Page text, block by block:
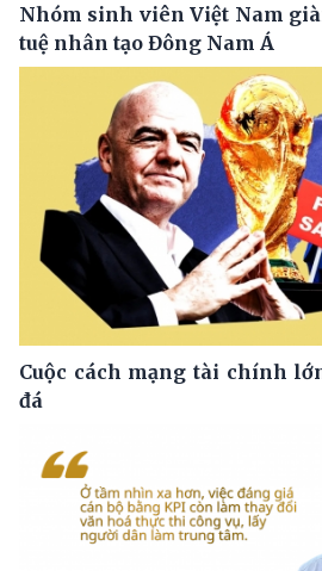
Nhóm sinh viên Việt Nam
tuệ nhân tạo Đông Nam Á
Cuộc cách mạng tài chính
đá